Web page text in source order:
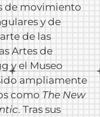
de movimiento
y de
de las
Artes de
y el Museo
ampliamente
como The New
. Tras sus